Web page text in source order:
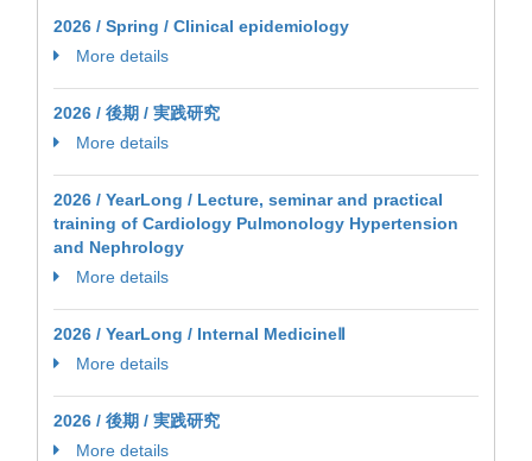
2026 / Spring / Clinical epidemiology
More details
2026 / 後期 / 実践研究
More details
2026 / YearLong / Lecture, seminar and practical
training of Cardiology Pulmonology Hypertension
and Nephrology
More details
2026 / YearLong / Internal MedicineⅡ
More details
2026 / 後期 / 実践研究
More details